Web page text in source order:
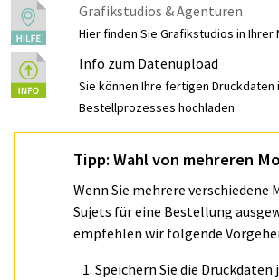
Grafikstudios & Agenturen
Hier finden Sie Grafikstudios in Ihrer
Info zum Datenupload
Sie können Ihre fertigen
Bestellprozesses hochladen
Tipp: Wahl von mehreren
Wenn Sie mehrere verschiedene
Sujets für eine Bestellung
empfehlen wir folgende
Speichern Sie die Druckdaten